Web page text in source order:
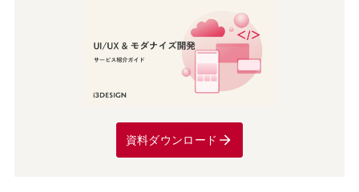
資料ダウンロード